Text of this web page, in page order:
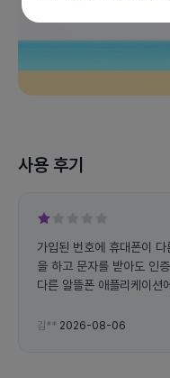
사용 후기
가입된 번호에 휴대폰이
을 하고 문자를 받아도 인
다른 알뜰폰 애플리케이션
하면 불편해요... 그리고 앱에서 자꾸 튕겨지고 문자 인
김** 2026-08-06